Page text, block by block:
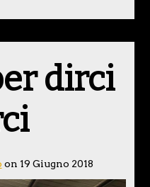
dirci
on 19 Giugno 2018